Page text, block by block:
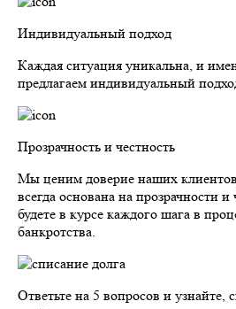
Индивидуальный подход
Каждая ситуация уникальна, и
предлагаем индивидуальный
Прозрачность и честность
Мы ценим доверие наших
всегда основана на прозрачности
будете в курсе каждого шага в
банкротства.
Ответьте на 5 вопросов и узнайте,